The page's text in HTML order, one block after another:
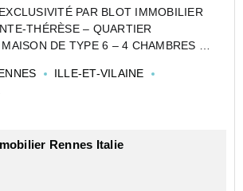
PAR BLOT IMMOBILIER
THÉRÈSE – QUARTIER
DE TYPE 6 – 4 CHAMBRES –
aux beaux volumes, idéalement située
recherché.
ILLE-ET-VILAINE
Rennes Italie